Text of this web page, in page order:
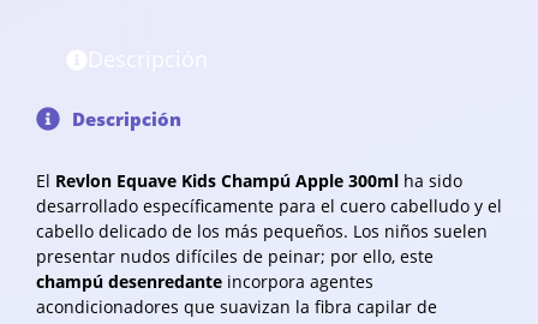
Descripción
El Revlon Equave Kids Champú Apple 300ml ha sido
desarrollado específicamente para el cuero cabelludo y el
cabello delicado de los más pequeños. Los niños suelen
presentar nudos difíciles de peinar; por ello, este
champú desenredante incorpora agentes
acondicionadores que suavizan la fibra capilar de